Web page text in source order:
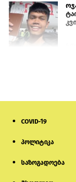
COVID-19
პოლიტიკა
საზოგადოება